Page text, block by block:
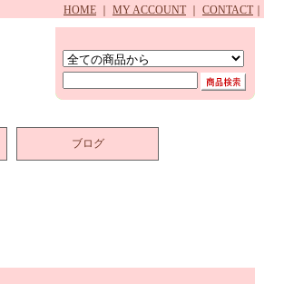
HOME MY ACCOUNT CONTACT
ブログ